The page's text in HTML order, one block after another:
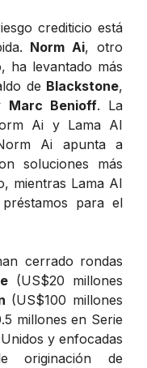
crediticio está
Norm Ai, otro
ha levantado más
de Blackstone,
Marc Benioff. La
Ai y Lama AI
Ai apunta a
soluciones más
mientras Lama AI
para el
cerrado rondas
(US$20 millones
(US$100 millones
millones en Serie
y enfocadas
originación de